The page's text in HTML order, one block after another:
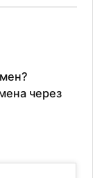
через